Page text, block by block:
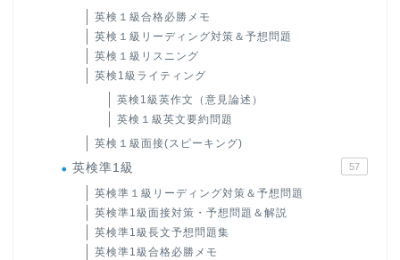
英検１級合格必勝メモ
英検１級リーディング対策＆予想問題
英検１級リスニング
英検1級ライティング
英検1級英作文（意見論述）
英検１級英文要約問題
英検１級面接(スピーキング)
英検準1級 57
英検準１級リーディング対策＆予想問題
英検準1級面接対策・予想問題＆解説
英検準1級長文予想問題集
英検準1級合格必勝メモ